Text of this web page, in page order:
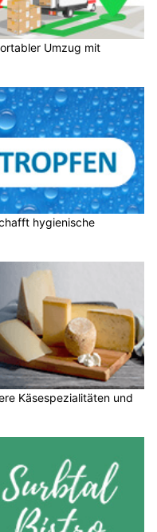
Umzug mit
hygienische
Käsespezialitäten und